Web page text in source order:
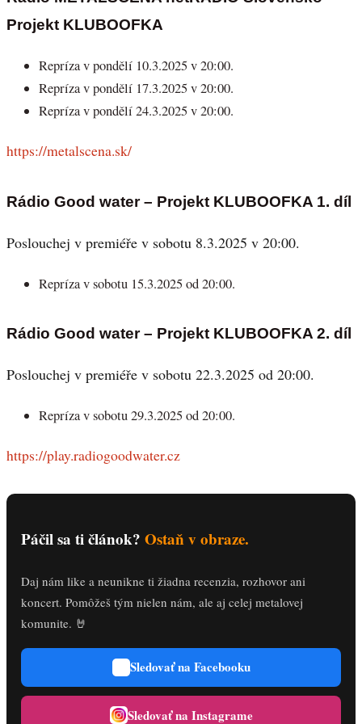
Projekt KLUBOOFKA
Repríza v pondělí 10.3.2025 v 20:00.
Repríza v pondělí 17.3.2025 v 20:00.
Repríza v pondělí 24.3.2025 v 20:00.
https://metalscena.sk/
Rádio Good water – Projekt KLUBOOFKA 1. díl
Poslouchej v premiéře v sobotu 8.3.2025 v 20:00.
Repríza v sobotu 15.3.2025 od 20:00.
Rádio Good water – Projekt KLUBOOFKA 2. díl
Poslouchej v premiéře v sobotu 22.3.2025 od 20:00.
Repríza v sobotu 29.3.2025 od 20:00.
https://play.radiogoodwater.cz
Páčil sa ti článok? Ostaň v obraze.
Daj nám like a neunikne ti žiadna recenzia, rozhovor ani
koncert. Pomôžeš tým nielen nám, ale aj celej metalovej
komunite. 🤘
Sledovať na Facebooku
Sledovať na Instagrame